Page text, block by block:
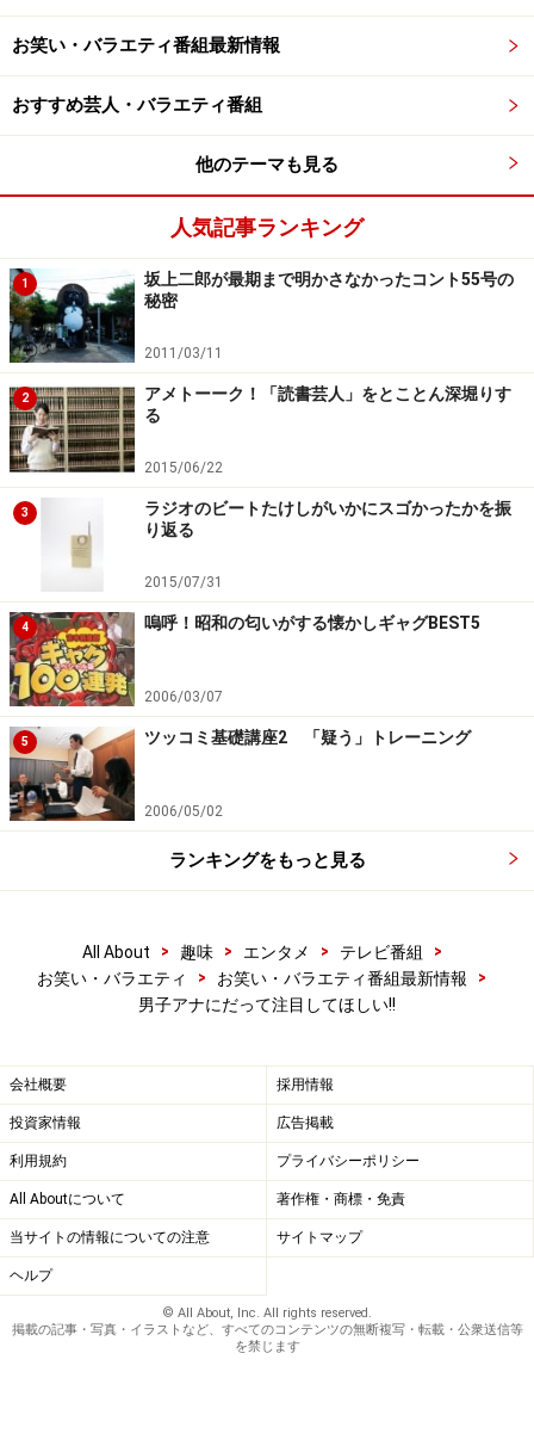
お笑い・バラエティ番組最新情報
おすすめ芸人・バラエティ番組
他のテーマも見る
人気記事ランキング
1
坂上二郎が最期まで明かさなかったコント55号の
秘密
2011/03/11
2
アメトーーク！「読書芸人」をとことん深堀りす
る
2015/06/22
3
ラジオのビートたけしがいかにスゴかったかを振
り返る
2015/07/31
4 嗚呼！昭和の匂いがする懐かしギャグBEST5
2006/03/07
5 ツッコミ基礎講座2 「疑う」トレーニング
2006/05/02
ランキングをもっと見る
All About > 趣味 > エンタメ > テレビ番組
>
お笑い・バラエティ
> お笑い・バラエティ番組最新情報
>
男子アナにだって注目してほしい!!
会社概要 採用情報
投資家情報 広告掲載
利用規約 プライバシーポリシー
All Aboutについて 著作権・商標・免責
当サイトの情報についての注意 サイトマップ
ヘルプ
© All About, Inc. All rights reserved.
掲載の記事・写真・イラストなど、すべてのコンテンツの無断複写・転載・公衆送信等
を禁じます